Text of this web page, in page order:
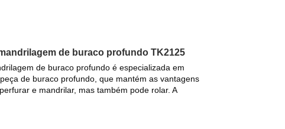
de buraco profundo TK2125
de buraco profundo é especializada em
de buraco profundo, que mantém as vantagens
e mandrilar, mas também pode rolar. A